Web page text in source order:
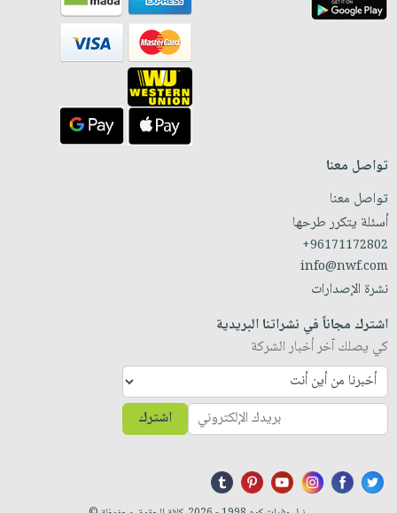
تواصل معنا
تواصل معنا
أسئلة يتكرر طرحها
+96171172802
info@nwf.com
نشرة الإصدارات
اشترك مجاناً في نشراتنا البريدية
كي يصلك آخر أخبار الشركة
اشترك